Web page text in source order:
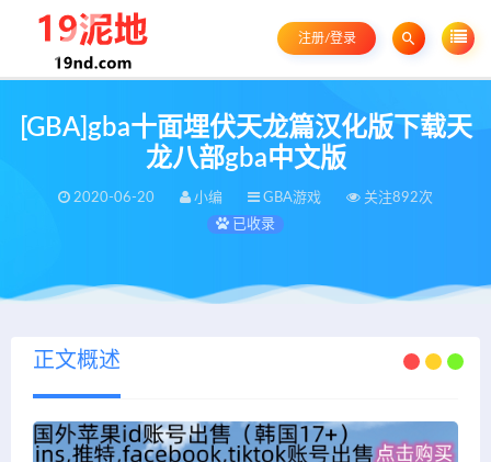
注册/登录
[GBA]gba十面埋伏天龙篇汉化版下载天
龙八部gba中文版
2020-06-20 小编 GBA游戏
关注892次
已收录
正文概述